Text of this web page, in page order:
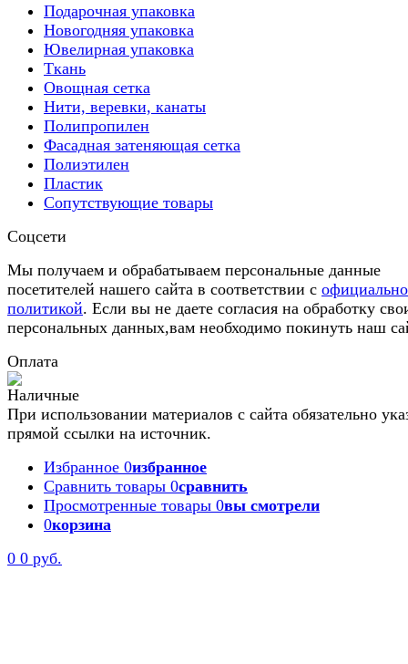
Подарочная упаковка
Новогодняя упаковка
Ювелирная упаковка
Ткань
Овощная сетка
Нити, веревки, канаты
Полипропилен
Фасадная затеняющая сетка
Полиэтилен
Пластик
Сопутствующие товары
Соцсети
Мы получаем и обрабатываем персональные данные
посетителей нашего сайта в соответствии с
политикой. Если вы не даете согласия на обработку
персональных данных,вам необходимо покинуть наш
Оплата
При использовании материалов с сайта обязательно
прямой ссылки на источник.
Избранное 0избранное
Сравнить товары 0сравнить
Просмотренные товары 0вы смотрели
0корзина
0 0 руб.Задать вопрос